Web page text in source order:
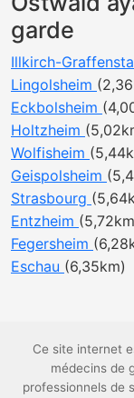
garde
Illkirch-
Lingolsheim
Eckbolsheim
Holtzheim
Wolfisheim
Geispolsheim
Strasbourg
Entzheim
Fegersheim
Eschau (6,35km)
Ce site internet
médecins de
professionnels de